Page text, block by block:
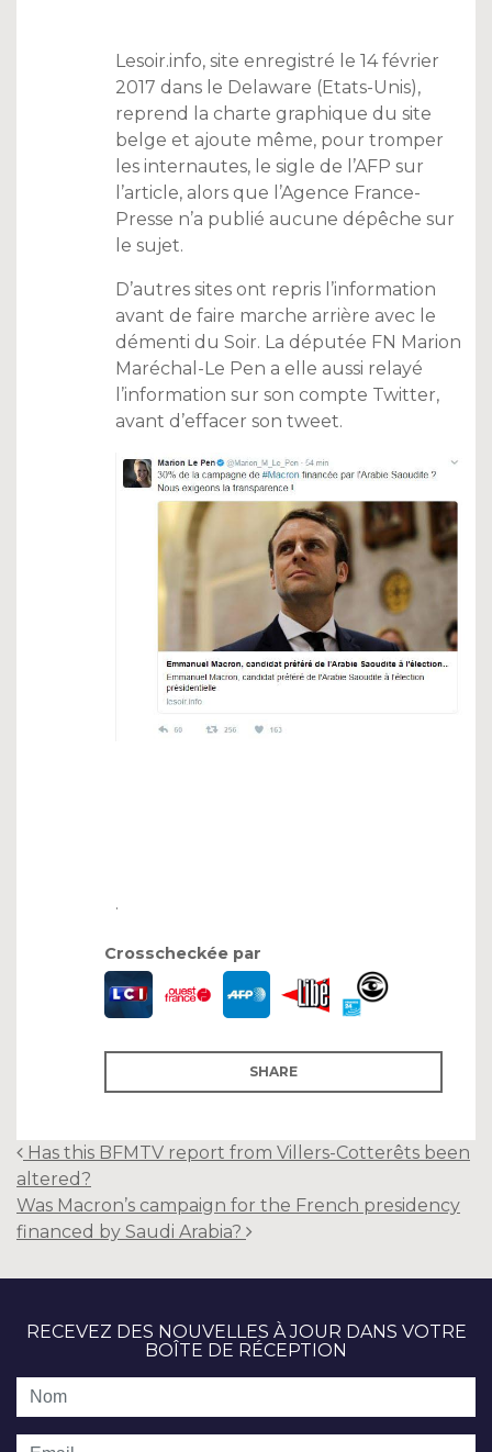
Lesoir.info, site enregistré le 14 février
2017 dans le Delaware (Etats-Unis),
reprend la charte graphique du site
belge et ajoute même, pour tromper
les internautes, le sigle de l’AFP sur
l’article, alors que l’Agence France-
Presse n’a publié aucune dépêche sur
le sujet.
D’autres sites ont repris l’information
avant de faire marche arrière avec le
démenti du Soir. La députée FN Marion
Maréchal-Le Pen a elle aussi relayé
l’information sur son compte Twitter,
avant d’effacer son tweet.
.
Crosscheckée par
SHARE
Post
navigation
Has this BFMTV report from Villers-Cotterêts been
altered?
Was Macron’s campaign for the French presidency
financed by Saudi Arabia?
RECEVEZ DES NOUVELLES À JOUR DANS VOTRE
BOÎTE DE RÉCEPTION
Nom
Email